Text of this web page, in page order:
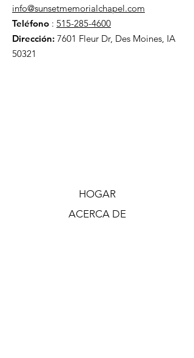
info@sunsetmemorialchapel.com
Teléfono : 515-285-4600
Dirección: 7601 Fleur Dr, Des Moines, IA
50321
HOGAR
ACERCA DE